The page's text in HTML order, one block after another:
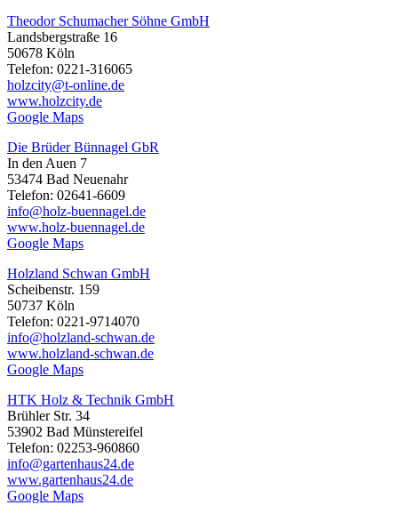
Theodor Schumacher Söhne GmbH
Landsbergstraße 16
50678 Köln
Telefon: 0221-316065
holzcity@t-online.de
www.holzcity.de
Google Maps
Die Brüder Bünnagel GbR
In den Auen 7
53474 Bad Neuenahr
Telefon: 02641-6609
info@holz-buennagel.de
www.holz-buennagel.de
Google Maps
Holzland Schwan GmbH
Scheibenstr. 159
50737 Köln
Telefon: 0221-9714070
info@holzland-schwan.de
www.holzland-schwan.de
Google Maps
HTK Holz & Technik GmbH
Brühler Str. 34
53902 Bad Münstereifel
Telefon: 02253-960860
info@gartenhaus24.de
www.gartenhaus24.de
Google Maps